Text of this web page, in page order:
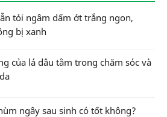
tỏi ngâm dấm ớt trắng ngon,
bị xanh
của lá dâu tằm trong chăm sóc và
ngây sau sinh có tốt không?